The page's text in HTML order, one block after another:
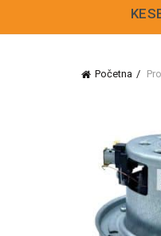
Početna